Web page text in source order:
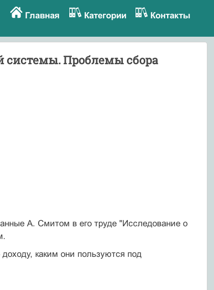
Главная Категории Контакты
системы. Проблемы сбора
А. Смитом в его тру­де "Исследование о
каким они пользуются под